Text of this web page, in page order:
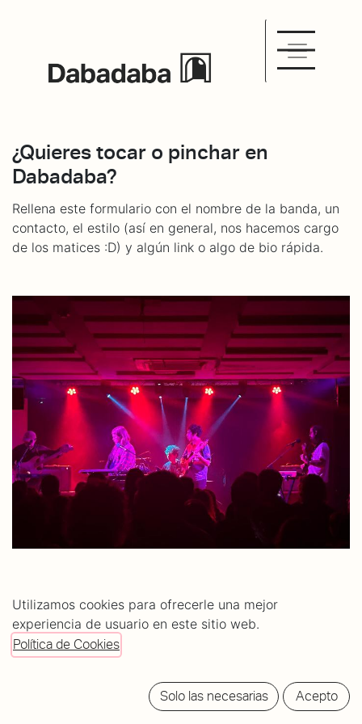
¿Quieres tocar o pinchar en
Dabadaba?
Rellena este formulario con el nombre de la banda, un
contacto, el estilo (así en general, nos hacemos cargo
de los matices :D) y algún link o algo de bio rápida.
Nombre *
Utilizamos cookies para ofrecerle una mejor
experiencia de usuario en este sitio web.
Política de Cookies
Solo las necesarias Acepto